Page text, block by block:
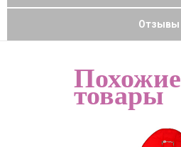
Отзывы
Похожие
товары